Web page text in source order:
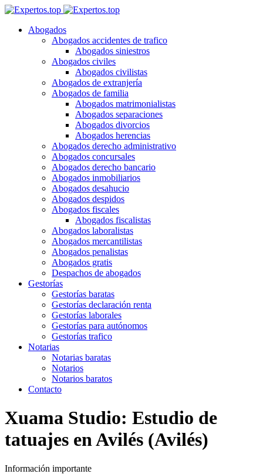
Abogados
Abogados accidentes de trafico
Abogados siniestros
Abogados civiles
Abogados civilistas
Abogados de extranjería
Abogados de familia
Abogados matrimonialistas
Abogados separaciones
Abogados divorcios
Abogados herencias
Abogados derecho administrativo
Abogados concursales
Abogados derecho bancario
Abogados inmobiliarios
Abogados desahucio
Abogados despidos
Abogados fiscales
Abogados fiscalistas
Abogados laboralistas
Abogados mercantilistas
Abogados penalistas
Abogados gratis
Despachos de abogados
Gestorías
Gestorías baratas
Gestorías declaración renta
Gestorías laborales
Gestorías para autónomos
Gestorías trafico
Notarias
Notarias baratas
Notarios
Notarios baratos
Contacto
Xuama Studio: Estudio de
tatuajes en Avilés (Avilés)
Información importante